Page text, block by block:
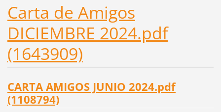
Carta de Amigos
DICIEMBRE 2024.pdf
(1643909)
CARTA AMIGOS JUNIO 2024.pdf
(1108794)